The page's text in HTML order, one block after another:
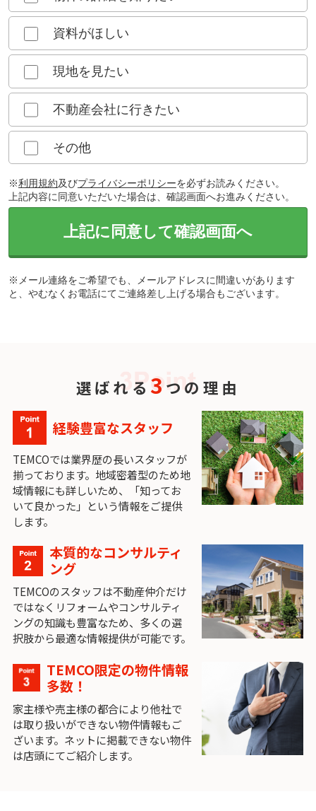
資料がほしい
現地を見たい
不動産会社に行きたい
その他
※利用規約及びプライバシーポリシーを必ずお読みください。
上記内容に同意いただいた場合は、確認画面へお進みください。
上記に同意して確認画面へ
※メール連絡をご希望でも、メールアドレスに間違いがあります
と、やむなくお電話にてご連絡差し上げる場合もございます。
選ばれる 3 つの理由
経験豊富なスタッフ
TEMCOでは業界歴の長いスタッフが
揃っております。地域密着型のため地
域情報にも詳しいため、「知ってお
いて良かった」という情報をご提供
します。
本質的なコンサルティ
ング
TEMCOのスタッフは不動産仲介だけ
ではなくリフォームやコンサルティ
ングの知識も豊富なため、多くの選
択肢から最適な情報提供が可能です。
TEMCO限定の物件情報
多数！
家主様や売主様の都合により他社で
は取り扱いができない物件情報もご
ざいます。ネットに掲載できない物件
は店頭にてご紹介します。